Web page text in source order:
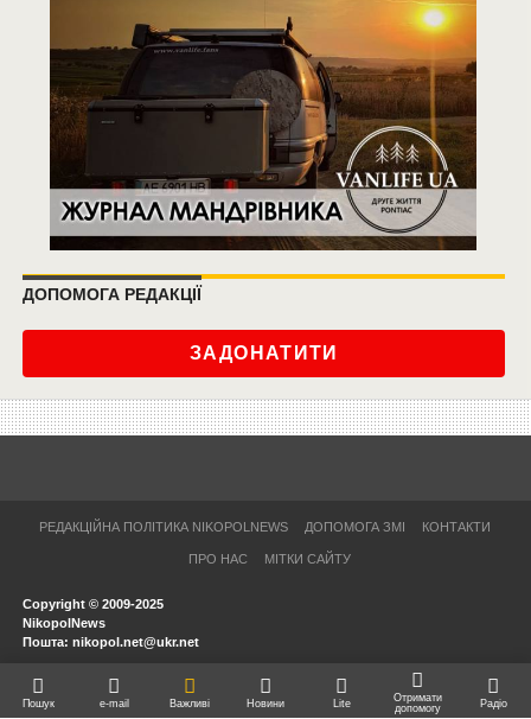
ДОПОМОГА РЕДАКЦІЇ
ЗАДОНАТИТИ
РЕДАКЦІЙНА ПОЛІТИКА NIKOPOLNEWS ДОПОМОГА ЗМІ КОНТАКТИ
ПРО НАС МІТКИ САЙТУ
Copyright © 2009-2025
NikopolNews
Пошта: nikopol.net@ukr.net
Пошук e-mail Важливі Новини Lite
Отримати
допомогу
Радіо